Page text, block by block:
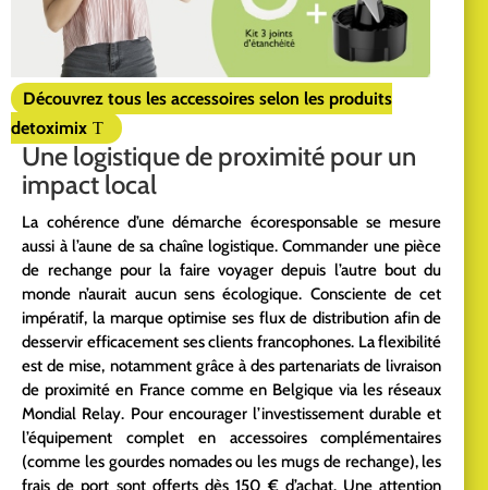
Découvrez tous les accessoires selon les produits
detoximix
Une logistique de proximité pour un
impact local
La cohérence d’une démarche écoresponsable se mesure
aussi à l’aune de sa chaîne logistique. Commander une pièce
de rechange pour la faire voyager depuis l’autre bout du
monde n’aurait aucun sens écologique. Consciente de cet
impératif, la marque optimise ses flux de distribution afin de
desservir efficacement ses clients francophones. La flexibilité
est de mise, notamment grâce à des partenariats de livraison
de proximité en France comme en Belgique via les réseaux
Mondial Relay. Pour encourager l’investissement durable et
l’équipement complet en accessoires complémentaires
(comme les gourdes nomades ou les mugs de rechange), les
frais de port sont offerts dès 150 € d’achat. Une attention